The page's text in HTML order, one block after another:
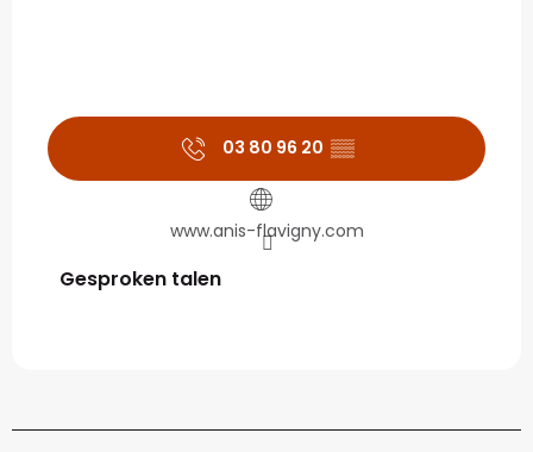
03 80 96 20 ▒▒
www.anis-flavigny.com
Gesproken talen
Gesproken talen